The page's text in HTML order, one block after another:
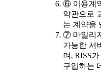
⑥ 이용계
약관으로
는 계약을
⑦ 마일리
가능한 서
며, RISS
구입하는